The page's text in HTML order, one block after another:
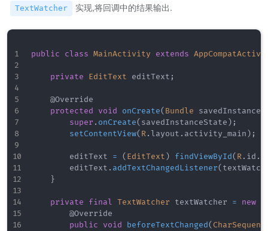
TextWatcher 实现,将回调中的结果输出.
public class MainActivity extends
private EditText editText ;
@Override
protected
void onCreate(Bundle
super . onCreate(savedInstanceState) ;
setContentView(R.layout . activity_main) ;
        editText
= (EditText) findViewById(R. id .
        editText
. addTextChangedListener(
}
private final TextWatcher textWatcher = new
@Override
public
void beforeTextChanged(